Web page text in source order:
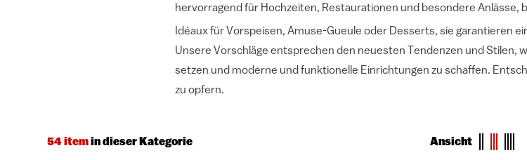
hervorragend für Hochzeiten, Restaurationen und besondere Anlässe,
Idéaux für Vorspeisen, Amuse-Gueule oder Desserts, sie garantieren
Unsere Vorschläge entsprechen den neuesten Tendenzen und Stilen,
setzen und moderne und funktionelle Einrichtungen zu schaffen.
zu opfern.
54 itemin dieser Kategorie Ansicht